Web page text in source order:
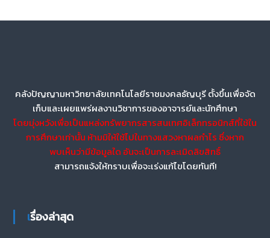
คลังปัญญามหาวิทยาลัยเทคโนโลยีราชมงคลธัญบุรี ตั้งขึ้นเพื่อจัด
เก็บและเผยแพร่ผลงานวิชาการของอาจารย์และนักศึกษา
โดยมุ่งหวังเพื่อเป็นแหล่งทรัพยากรสารสนเทศอิเล็กทรอนิกส์ที่ใช้ใน
การศึกษาเท่านั้น ห้ามมิให้ใช้ไปในทางแสวงหาผลกำไร ซึ่งหาก
พบเห็นว่ามีข้อมูลใด อันจะเป็นการละเมิดลิขสิทธิ์
สามารถแจ้งให้ทราบเพื่อจะเร่งแก้ไขโดยทันที!
เรื่องล่าสุด